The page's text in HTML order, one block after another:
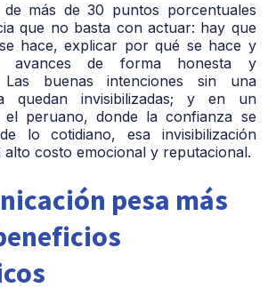
de más de 30 puntos porcentuales
que no basta con actuar: hay que
hace, explicar por qué se hace y
avances de forma honesta y
Las buenas intenciones sin una
quedan invisibilizadas; y en un
peruano, donde la confianza se
lo cotidiano, esa invisibilización
alto costo emocional y reputacional.
pesa más